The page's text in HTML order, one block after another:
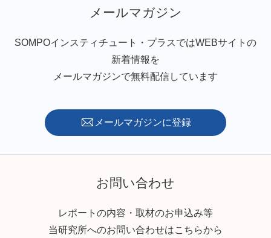
メールマガジン
SOMPOインスティチュート・プラスではWEBサイトの
新着情報を
メールマガジンで無料配信しています
メールマガジンに登録
お問い合わせ
レポートの内容・取材のお申込み等
当研究所へのお問い合わせはこちらから